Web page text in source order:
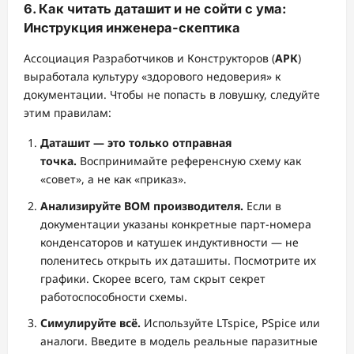
6. Как читать даташит и не сойти с ума:
Инструкция инженера-скептика
Ассоциация Разработчиков и Конструкторов (АРК)
выработала культуру «здорового недоверия» к
документации. Чтобы не попасть в ловушку, следуйте
этим правилам:
Даташит — это только отправная
точка. Воспринимайте референсную схему как
«совет», а не как «приказ».
Анализируйте BOM производителя. Если в
документации указаны конкретные парт-номера
конденсаторов и катушек индуктивности — не
поленитесь открыть их даташиты. Посмотрите их
графики. Скорее всего, там скрыт секрет
работоспособности схемы.
Симулируйте всё. Используйте LTspice, PSpice или
аналоги. Введите в модель реальные паразитные